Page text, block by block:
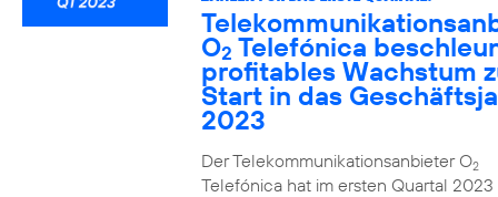
O2 Telefónica
profitables Wachstum
Start in das
2023
Der Telekommunikationsanbieter O2
Telefónica hat im ersten Quartal 2023